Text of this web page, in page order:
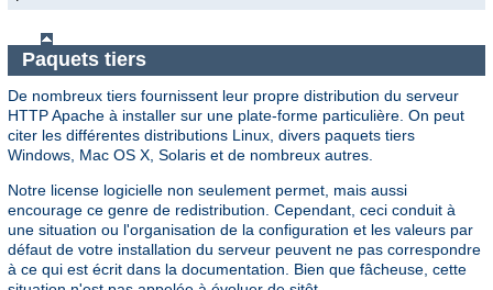
Paquets tiers
De nombreux tiers fournissent leur propre distribution du serveur
HTTP Apache à installer sur une plate-forme particulière. On peut
citer les différentes distributions Linux, divers paquets tiers
Windows, Mac OS X, Solaris et de nombreux autres.
Notre license logicielle non seulement permet, mais aussi
encourage ce genre de redistribution. Cependant, ceci conduit à
une situation ou l'organisation de la configuration et les valeurs par
défaut de votre installation du serveur peuvent ne pas correspondre
à ce qui est écrit dans la documentation. Bien que fâcheuse, cette